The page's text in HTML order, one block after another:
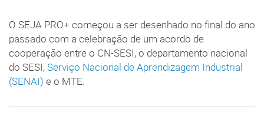
O SEJA PRO+ começou a ser desenhado no final do ano
passado com a celebração de um acordo de
cooperação entre o CN-SESI, o departamento nacional
do SESI,Serviço Nacional de Aprendizagem Industrial
(SENAI) e o MTE.